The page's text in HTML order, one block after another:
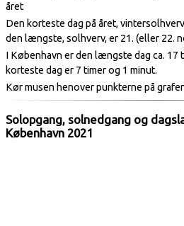
året
Den korteste dag på året,
den længste, solhverv, er 21. (eller 22.
I København er den længste dag ca. 17
korteste dag er 7 timer og 1 minut.
Kør musen henover punkterne på
Solopgang, solnedgang og
København 2021